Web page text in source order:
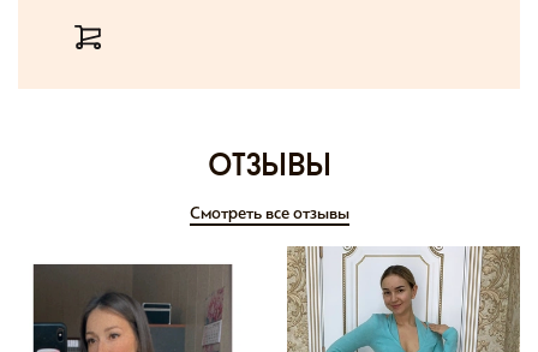
отзывы
Смотреть все отзывы